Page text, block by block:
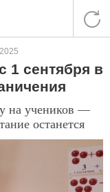
1 сентября в
на учеников —
останется